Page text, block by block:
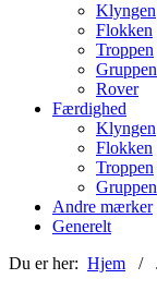
Klyngen
Flokken
Troppen
Gruppen
Rover
Færdighed
Klyngen
Flokken
Troppen
Gruppen
Andre mærker
Generelt
Du er her: Hjem /